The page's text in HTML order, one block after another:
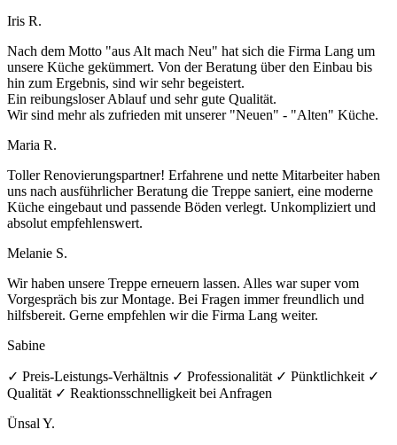
Iris R.
Nach dem Motto "aus Alt mach Neu" hat sich die Firma Lang um
unsere Küche gekümmert. Von der Beratung über den Einbau bis
hin zum Ergebnis, sind wir sehr begeistert.
Ein reibungsloser Ablauf und sehr gute Qualität.
Wir sind mehr als zufrieden mit unserer "Neuen" - "Alten" Küche.
Maria R.
Toller Renovierungspartner! Erfahrene und nette Mitarbeiter haben
uns nach ausführlicher Beratung die Treppe saniert, eine moderne
Küche eingebaut und passende Böden verlegt. Unkompliziert und
absolut empfehlenswert.
Melanie S.
Wir haben unsere Treppe erneuern lassen. Alles war super vom
Vorgespräch bis zur Montage. Bei Fragen immer freundlich und
hilfsbereit. Gerne empfehlen wir die Firma Lang weiter.
Sabine
✓ Preis-Leistungs-Verhältnis ✓ Professionalität ✓ Pünktlichkeit ✓
Qualität ✓ Reaktionsschnelligkeit bei Anfragen
Ünsal Y.